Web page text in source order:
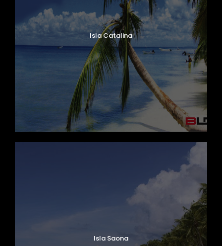
Isla Catalina
Isla Saona